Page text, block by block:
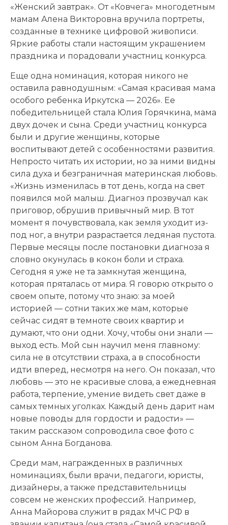
«Женский завтрак». От «Ковчега» многодетным
мамам Алена Викторовна вручила портреты,
созданные в технике цифровой живописи.
Яркие работы стали настоящим украшением
праздника и порадовали участниц конкурса.
Еще одна номинация, которая никого не
оставила равнодушным: «Самая красивая мама
особого ребенка Иркутска — 2026». Ее
победительницей стала Юлия Горячкина, мама
двух дочек и сына. Среди участниц конкурса
были и другие женщины, которые
воспитывают детей с особенностями развития.
Непросто читать их истории, но за ними видны
сила духа и безграничная материнская любовь.
«Жизнь изменилась в тот день, когда на свет
появился мой малыш. Диагноз прозвучал как
приговор, обрушив привычный мир. В тот
момент я почувствовала, как земля уходит из-
под ног, а внутри разрастается ледяная пустота.
Первые месяцы после постановки диагноза я
словно окунулась в кокон боли и страха.
Сегодня я уже не та замкнутая женщина,
которая пряталась от мира. Я говорю открыто о
своем опыте, потому что знаю: за моей
историей — сотни таких же мам, которые
сейчас сидят в темноте своих квартир и
думают, что они одни. Хочу, чтобы они знали —
выход есть. Мой сын научил меня главному:
сила не в отсутствии страха, а в способности
идти вперед, несмотря на него. Он показал, что
любовь — это не красивые слова, а ежедневная
работа, терпение, умение видеть свет даже в
самых темных уголках. Каждый день дарит нам
новые поводы для гордости и радости» —
таким рассказом сопроводила свое фото с
сыном Анна Богданова.
Среди мам, награжденных в различных
номинациях, были врачи, педагоги, юристы,
дизайнеры, а также представительницы
совсем не женских профессий. Например,
Анна Майорова служит в рядах МЧС РФ в